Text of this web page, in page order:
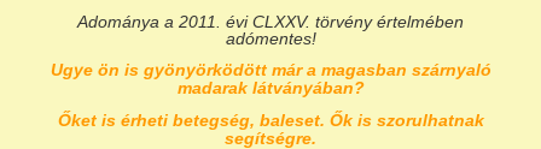
Adománya a 2011. évi CLXXV. törvény értelmében
adómentes!
Ugye ön is gyönyörködött már a magasban szárnyaló
madarak látványában?
Őket is érheti betegség, baleset. Ők is szorulhatnak
segítségre.